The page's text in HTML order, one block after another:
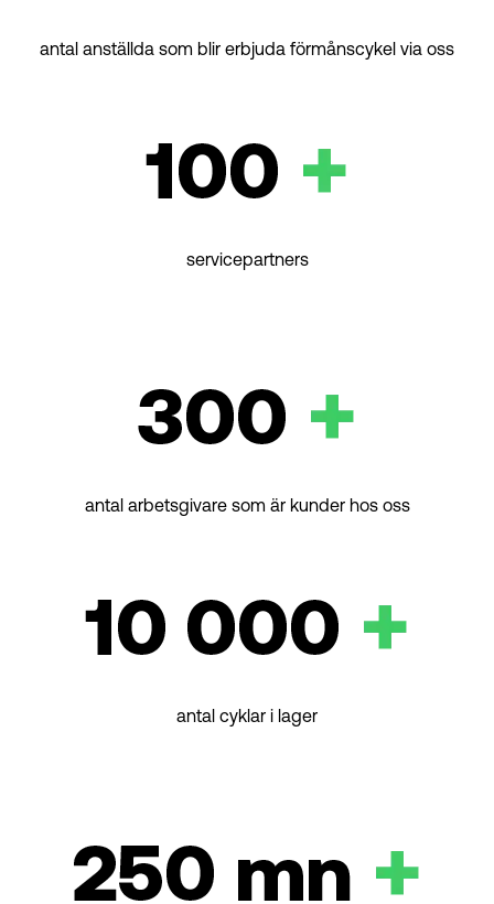
antal anställda som blir erbjuda förmånscykel via oss
servicepartners
antal arbetsgivare som är kunder hos oss
antal cyklar i lager